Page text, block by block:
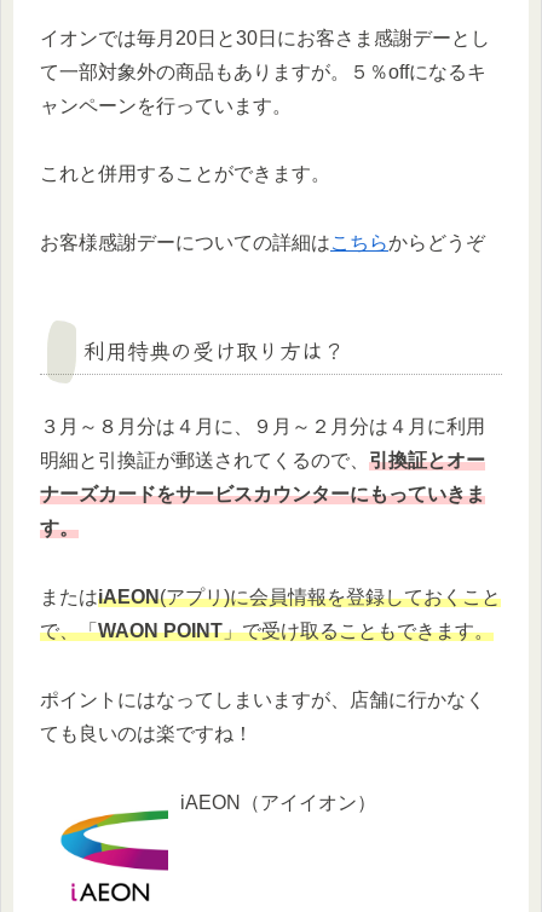
イオンでは毎月20日と30日にお客さま感謝デーとし
て一部対象外の商品もありますが。５％offになるキ
ャンペーンを行っています。
これと併用することができます。
お客様感謝デーについての詳細はこちらからどうぞ
利用特典の受け取り方は？
３月～８月分は４月に、９月～２月分は４月に利用
明細と引換証が郵送されてくるので、 引換証とオー
ナーズカードをサービスカウンターにもっていきま
す。
またはiAEON(アプリ)に会員情報を登録しておくこと
で、「WAON POINT」で受け取ることもできます。
ポイントにはなってしまいますが、店舗に行かなく
ても良いのは楽ですね！
iAEON（アイイオン）